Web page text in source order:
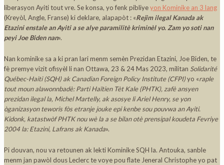
liberasyon Ayiti tout vre. Se konsa, yo fenk pibliyeyon Kominike an 3 lang
(Kreyòl, Angle, Franse) ki deklare, alapapòt : «Rejim ilegal Kanada ak
Etazini enstale an Ayiti a se alye paramilitè kriminèl yo. Zam yo soti nan
peyi Joe Biden nan».
Nan kominike sa a ki pran lari menm semèn Prezidan Etazini, Joe Biden, te
fè premye vizit ofisyèl li nan Ottawa, 23 & 24 Mas 2023, militan Solidarité
Québec-Haiti (SQH) ak Canadian Foreign Policy Institute (CFPI)yo «raple
tout moun alawonnbadè: Parti Haïtien Tèt Kale (PHTK), zafè ansyen
prezidan ilegal la, Michel Martelly, ak asosye li Ariel Henry, se yon
òganizasyon teworis fòs etranje jouke epi kenbe sou pouvwa an Ayiti.
Kidonk, katastwòf PHTK nou wè la a se bilan otè prensipal koudeta Fevriye
2004 la: Etazini, Lafrans ak Kanada».
Pi douvan, nou va retounen ak lekti Kominike SQH la. Antouka, sanble
menm jan pawòl dous Leclerc te voye pou flate Jeneral Christophe yo pat